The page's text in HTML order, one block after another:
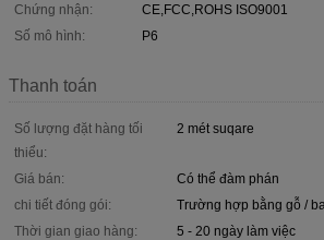
Chứng nhận:
CE,FCC,ROHS ISO9001
Số mô hình:
P6
Thanh toán
Số lượng đặt hàng tối
thiểu:
2 mét suqare
Giá bán:
Có thể đàm phán
chi tiết đóng gói:
Trường hợp bằng gỗ /
Thời gian giao hàng:
5 - 20 ngày làm việc